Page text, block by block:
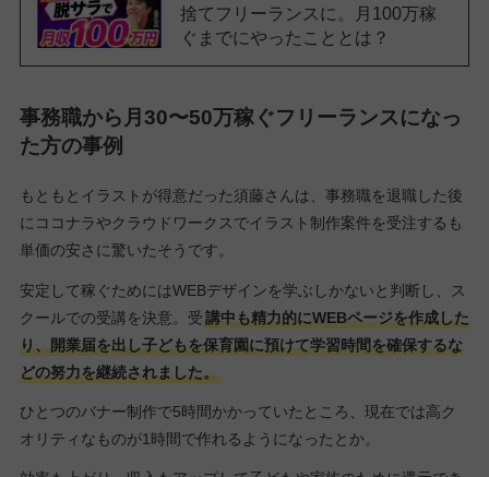
捨てフリーランスに。月100万稼
ぐまでにやったこととは？
事務職から月30〜50万稼ぐフリーランスになっ
た方の事例
もともとイラストが得意だった須藤さんは、事務職を退職した後
にココナラやクラウドワークスでイラスト制作案件を受注するも
単価の安さに驚いたそうです。
安定して稼ぐためにはWEBデザインを学ぶしかないと判断し、ス
クールでの受講を決意。受講中も精力的にWEBページを作成した
り、開業届を出し子どもを保育園に預けて学習時間を確保するな
どの努力を継続されました。
ひとつのバナー制作で5時間かかっていたところ、現在では高ク
オリティなものが1時間で作れるようになったとか。